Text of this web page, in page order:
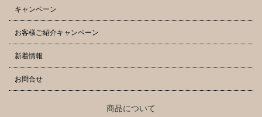
キャンペーン
お客様ご紹介キャンペーン
新着情報
お問合せ
商品について